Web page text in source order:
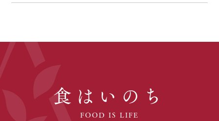
食はいのち
FOOD IS LIFE